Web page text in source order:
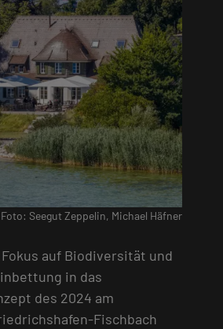
Foto: Seegut Zeppelin, Michael Häfner
auf Biodiversität und
in das
des 2024 am
Fischbach